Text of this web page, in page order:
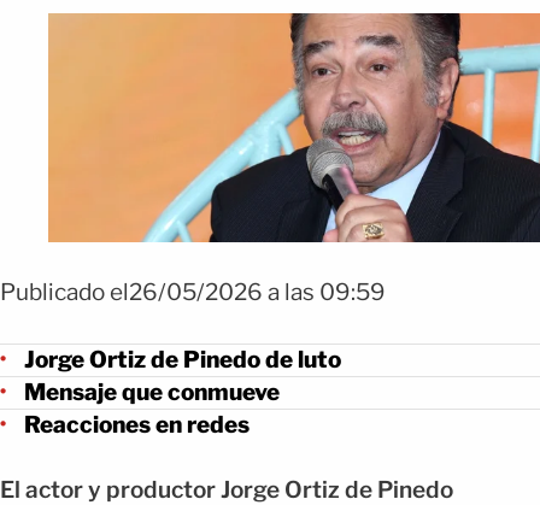
Publicado el26/05/2026 a las 09:59
Jorge Ortiz de Pinedo de luto
Mensaje que conmueve
Reacciones en redes
El actor y productor Jorge Ortiz de Pinedo